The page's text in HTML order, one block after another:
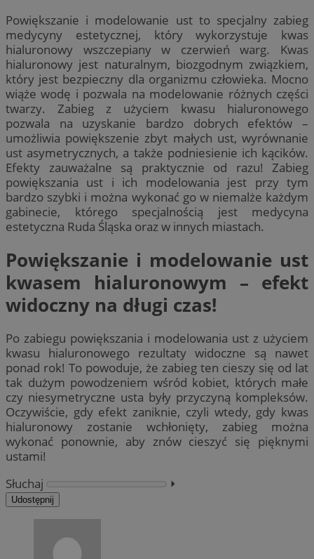
Powiększanie i modelowanie ust to specjalny zabieg
medycyny estetycznej, który wykorzystuje kwas
hialuronowy wszczepiany w czerwień warg. Kwas
hialuronowy jest naturalnym, biozgodnym związkiem,
który jest bezpieczny dla organizmu człowieka. Mocno
wiąże wodę i pozwala na modelowanie różnych części
twarzy. Zabieg z użyciem kwasu hialuronowego
pozwala na uzyskanie bardzo dobrych efektów –
umożliwia powiększenie zbyt małych ust, wyrównanie
ust asymetrycznych, a także podniesienie ich kącików.
Efekty zauważalne są praktycznie od razu! Zabieg
powiększania ust i ich modelowania jest przy tym
bardzo szybki i można wykonać go w niemalże każdym
gabinecie, którego specjalnością jest medycyna
estetyczna Ruda Śląska oraz w innych miastach.
Powiększanie i modelowanie ust
kwasem hialuronowym – efekt
widoczny na długi czas!
Po zabiegu powiększania i modelowania ust z użyciem
kwasu hialuronowego rezultaty widoczne są nawet
ponad rok! To powoduje, że zabieg ten cieszy się od lat
tak dużym powodzeniem wśród kobiet, których małe
czy niesymetryczne usta były przyczyną kompleksów.
Oczywiście, gdy efekt zaniknie, czyli wtedy, gdy kwas
hialuronowy zostanie wchłonięty, zabieg można
wykonać ponownie, aby znów cieszyć się pięknymi
ustami!
Słuchaj
⏵︎
Udostępnij